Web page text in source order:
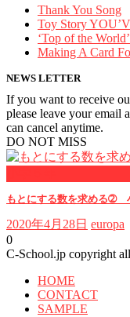
Thank You Song
Toy Story
‘Top of the
Making A Card
NEWS LETTER
If you want to receive
please leave your email
can cancel anytime.
DO NOT MISS
もとにする数を求める➁
2020年4月28日 europa
0
C-School.jp copyright
HOME
CONTACT
SAMPLE